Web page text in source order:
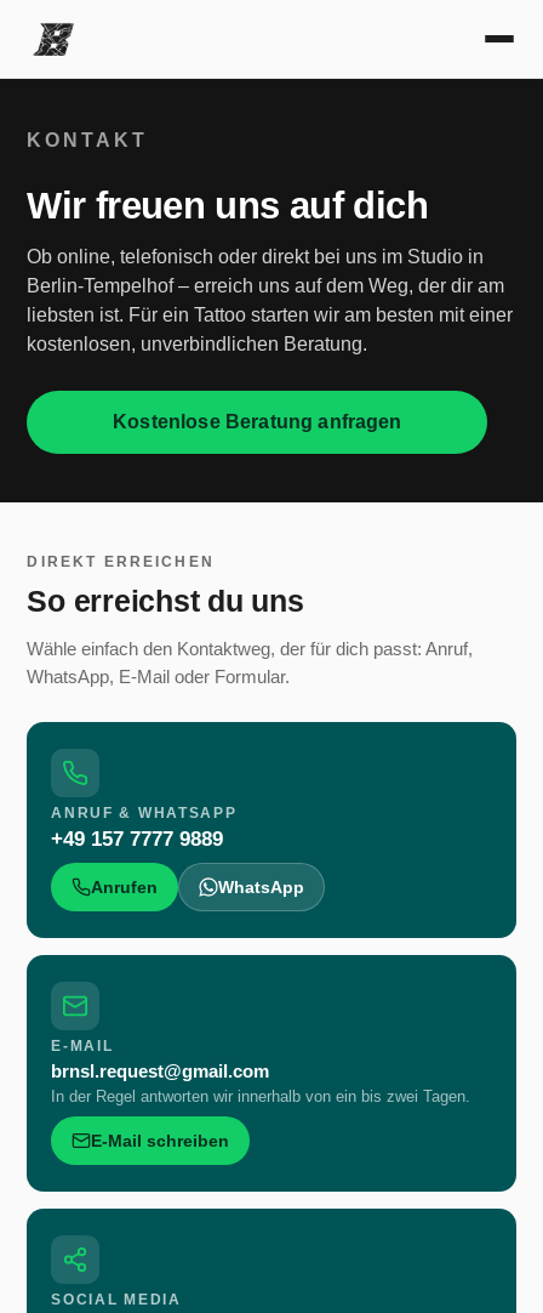
KONTAKT
Wir freuen uns auf dich
Ob online, telefonisch oder direkt bei uns im Studio in
Berlin-Tempelhof – erreich uns auf dem Weg, der dir am
liebsten ist. Für ein Tattoo starten wir am besten mit einer
kostenlosen, unverbindlichen Beratung.
Kostenlose Beratung anfragen
DIREKT ERREICHEN
So erreichst du uns
Wähle einfach den Kontaktweg, der für dich passt: Anruf,
WhatsApp, E-Mail oder Formular.
ANRUF & WHATSAPP
+49 157 7777 9889
Anrufen WhatsApp
E-MAIL
brnsl.request@gmail.com
In der Regel antworten wir innerhalb von ein bis zwei Tagen.
E-Mail schreiben
SOCIAL MEDIA